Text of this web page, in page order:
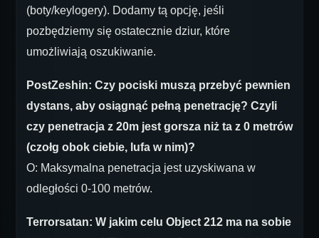
(boty/keylogery). Dodamy tą opcję, jeśli
pozbędziemy się ostatecznie dziur, które
umożliwiają oszukiwanie.
PostZeshin: Czy pociski muszą przebyć pewnien
dystans, aby osiągnąć pełną penetrację? Czyli
czy penetracja z 20m jest gorsza niż ta z 0 metrów
(czołg obok ciebie, lufa w nim)?
O: Maksymalna penetracja jest uzyskiwana w
odległości 0-100 metrów.
Terrorsatan: W jakim celu Object 212 ma na sobie